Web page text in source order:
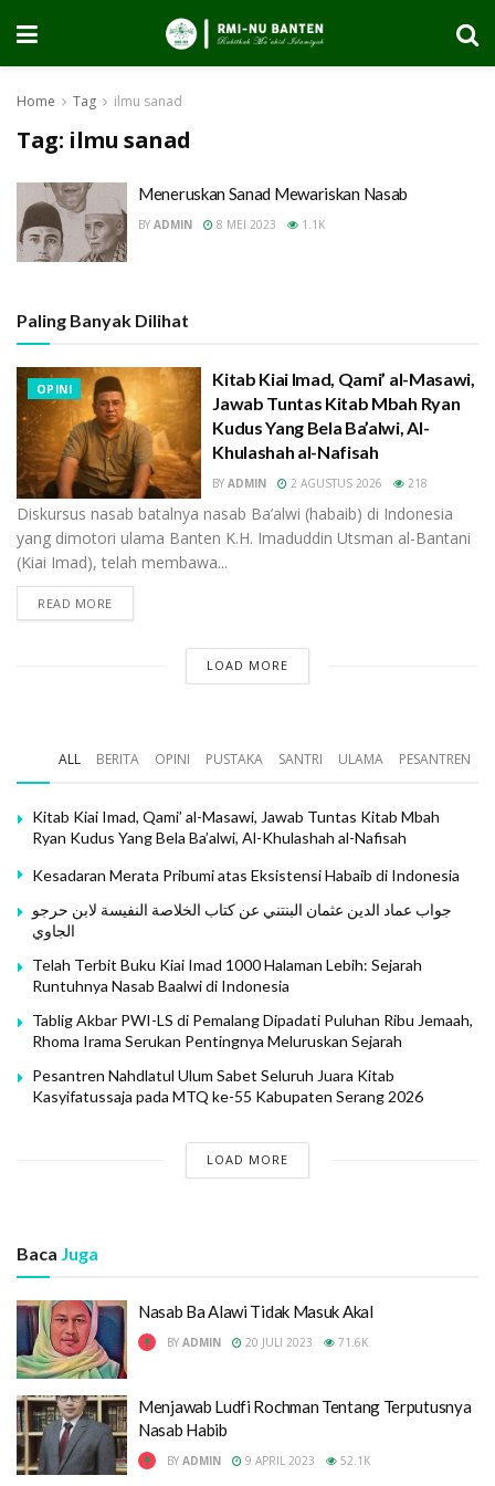
Home Tag ilmu sanad
Tag: ilmu sanad
Meneruskan Sanad Mewariskan Nasab
BY ADMIN 8 MEI 2023 1.1K
Paling Banyak Dilihat
OPINI
Kitab Kiai Imad, Qami’ al-Masawi,
Jawab Tuntas Kitab Mbah Ryan
Kudus Yang Bela Ba’alwi, Al-
Khulashah al-Nafisah
BY ADMIN 2 AGUSTUS 2026 218
Diskursus nasab batalnya nasab Ba’alwi (habaib) di Indonesia
yang dimotori ulama Banten K.H. Imaduddin Utsman al-Bantani
(Kiai Imad), telah membawa...
READ MORE
LOAD MORE
ALL BERITA OPINI PUSTAKA SANTRI ULAMA PESANTREN
Kitab Kiai Imad, Qami’ al-Masawi, Jawab Tuntas Kitab Mbah
Ryan Kudus Yang Bela Ba’alwi, Al-Khulashah al-Nafisah
Kesadaran Merata Pribumi atas Eksistensi Habaib di Indonesia
جواب عماد الدين عثمان البنتني عن كتاب الخلاصة النفيسة لابن حرجو
الجاوي
Telah Terbit Buku Kiai Imad 1000 Halaman Lebih: Sejarah
Runtuhnya Nasab Baalwi di Indonesia
Tablig Akbar PWI-LS di Pemalang Dipadati Puluhan Ribu Jemaah,
Rhoma Irama Serukan Pentingnya Meluruskan Sejarah
Pesantren Nahdlatul Ulum Sabet Seluruh Juara Kitab
Kasyifatussaja pada MTQ ke-55 Kabupaten Serang 2026
LOAD MORE
Baca Juga
Nasab Ba Alawi Tidak Masuk Akal
BY ADMIN 20 JULI 2023 71.6K
Menjawab Ludfi Rochman Tentang Terputusnya
Nasab Habib
BY ADMIN 9 APRIL 2023 52.1K